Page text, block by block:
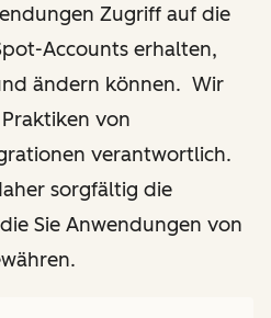
Zugriff auf die
Accounts erhalten,
ändern können. Wir
von
verantwortlich.
sorgfältig die
Sie Anwendungen von